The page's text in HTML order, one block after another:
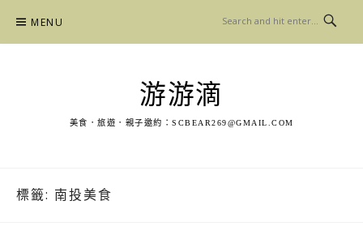
content
MENU
游游滴
美食．旅遊．親子邀約： SCBEAR269@GMAIL.COM
標籤: 南投美食